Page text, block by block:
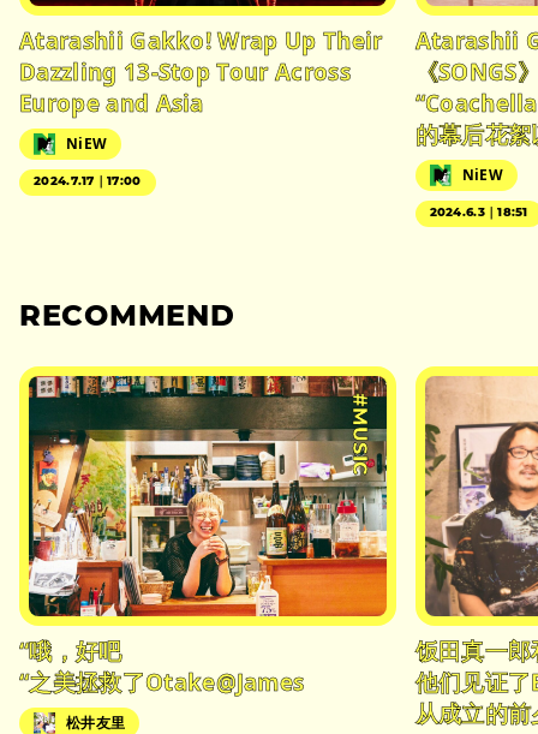
Atarashii Gakko! Wrap Up Their
Dazzling 13-Stop Tour Across
Europe and Asia
NiEW
2024.7.17｜17:00
Atarashii
《SONGS
的幕后花
NiEW
2024.6.3｜18:51
RECOMMEND
#MUSIC
“哦，好吧
“之美拯救了Otake@James
松井友里
饭田真一
他们见证
从成立的